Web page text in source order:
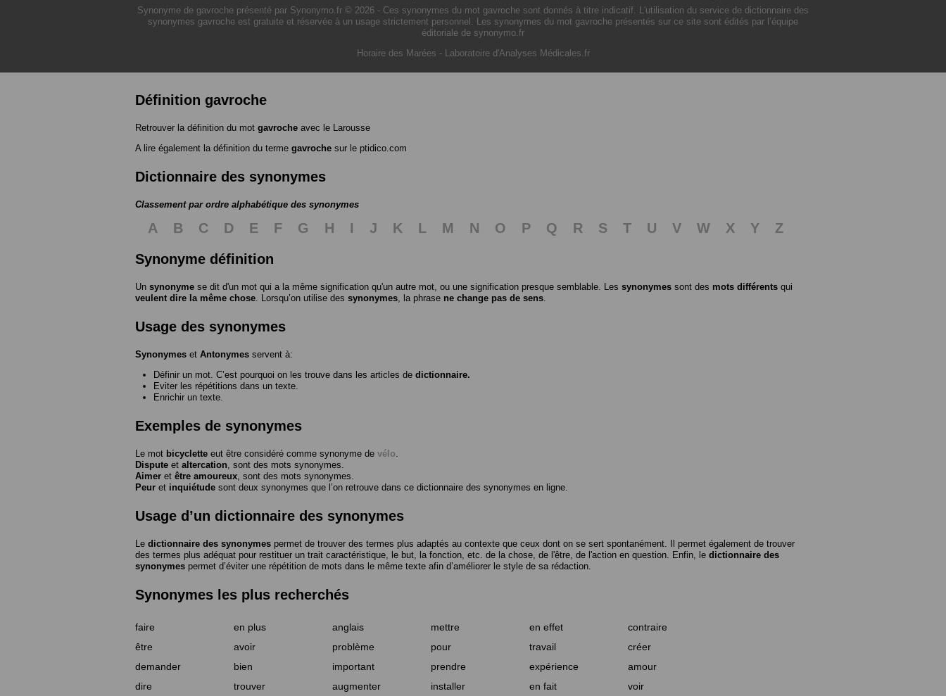
Synonyme de gavroche présenté par Synonymo.fr © 2026 - Ces synonymes du mot gavroche sont donnés à titre indicatif. L'utilisation du service de dictionnaire des
synonymes gavroche est gratuite et réservée à un usage strictement personnel. Les synonymes du mot gavroche présentés sur ce site sont édités par l’équipe
éditoriale de synonymo.fr
Horaire des Marées - Laboratoire d'Analyses Médicales.fr
Définition gavroche
Retrouver la définition du mot gavroche avec le Larousse
A lire également la définition du terme gavroche sur le ptidico.com
Dictionnaire des synonymes
Classement par ordre alphabétique des synonymes
A B C D E F G H I J K L M N O P Q R S T U V W X Y
Z
Synonyme définition
Un synonyme se dit d'un mot qui a la même signification qu'un autre mot, ou une signification presque semblable. Les synonymes sont des mots différents qui
veulent dire la même chose . Lorsqu’on utilise des synonymes , la phrase ne change pas de sens
Usage des synonymes
Synonymes et Antonymes servent à:
Définir un mot. C’est pourquoi on les trouve dans les articles de dictionnaire.
Eviter les répétitions dans un texte.
Enrichir un texte.
Exemples de synonymes
Le mot bicyclette eut être considéré comme synonyme de vélo
Dispute et altercation , sont des mots synonymes.
Aimer et être amoureux , sont des mots synonymes.
Peur et inquiétude sont deux synonymes que l’on retrouve dans ce dictionnaire des synonymes en ligne.
Usage d’un dictionnaire des synonymes
Le dictionnaire des synonymes permet de trouver des termes plus adaptés au contexte que ceux dont on se sert spontanément. Il permet également de trouver
des termes plus adéquat pour restituer un trait caractéristique, le but, la fonction, etc. de la chose, de l'être, de l'action en question. Enfin, le dictionnaire des
synonymes permet d’éviter une répétition de mots dans le même texte afin d’améliorer le style de sa rédaction.
Synonymes les plus recherchés
faire en plus anglais mettre en effet
contraire
être
avoir problème pour travail
créer
demander
bien important prendre expérience
amour
dire
trouver augmenter installer en fait voir